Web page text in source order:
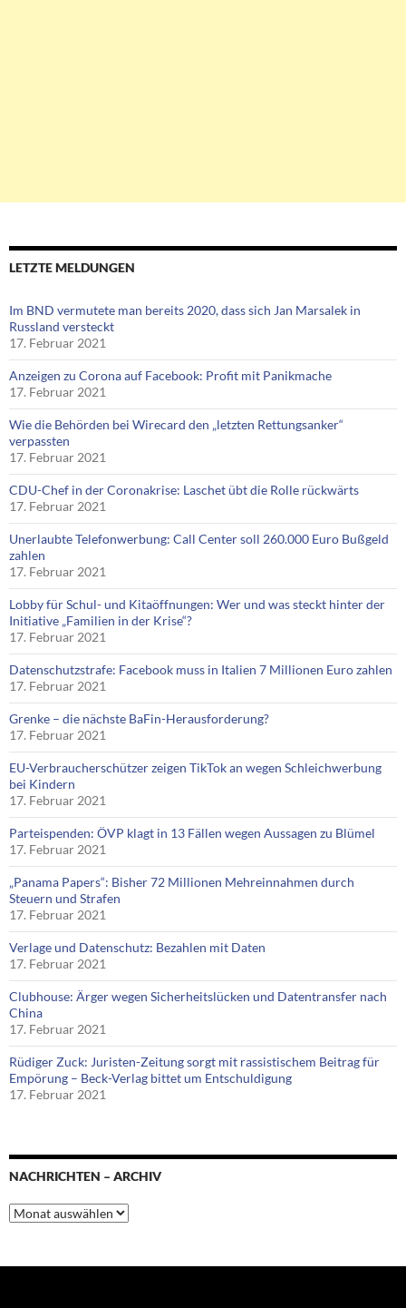
LETZTE MELDUNGEN
Im BND vermutete man bereits 2020, dass sich Jan Marsalek in
Russland versteckt
17. Februar 2021
Anzeigen zu Corona auf Facebook: Profit mit Panikmache
17. Februar 2021
Wie die Behörden bei Wirecard den „letzten Rettungsanker“
verpassten
17. Februar 2021
CDU-Chef in der Coronakrise: Laschet übt die Rolle rückwärts
17. Februar 2021
Unerlaubte Telefonwerbung: Call Center soll 260.000 Euro Bußgeld
zahlen
17. Februar 2021
Lobby für Schul- und Kitaöffnungen: Wer und was steckt hinter der
Initiative „Familien in der Krise“?
17. Februar 2021
Datenschutzstrafe: Facebook muss in Italien 7 Millionen Euro zahlen
17. Februar 2021
Grenke – die nächste BaFin-Herausforderung?
17. Februar 2021
EU-Verbraucherschützer zeigen TikTok an wegen Schleichwerbung
bei Kindern
17. Februar 2021
Parteispenden: ÖVP klagt in 13 Fällen wegen Aussagen zu Blümel
17. Februar 2021
„Panama Papers“: Bisher 72 Millionen Mehreinnahmen durch
Steuern und Strafen
17. Februar 2021
Verlage und Datenschutz: Bezahlen mit Daten
17. Februar 2021
Clubhouse: Ärger wegen Sicherheitslücken und Datentransfer nach
China
17. Februar 2021
Rüdiger Zuck: Juristen-Zeitung sorgt mit rassistischem Beitrag für
Empörung – Beck-Verlag bittet um Entschuldigung
17. Februar 2021
NACHRICHTEN – ARCHIV
Nachrichten
–